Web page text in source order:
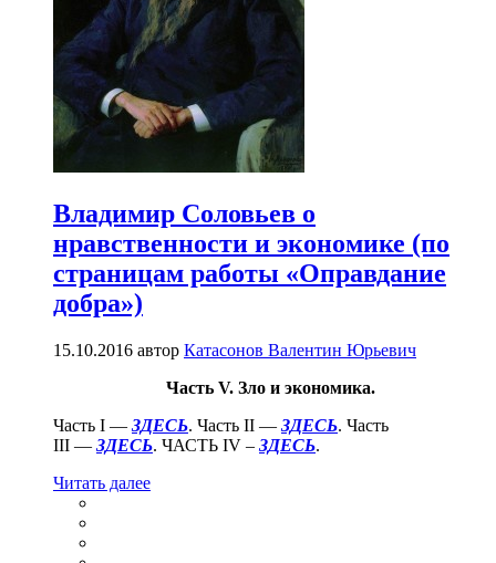
Владимир Соловьев о
нравственности и экономике (по
страницам работы «Оправдание
добра»)
15.10.2016 автор Катасонов Валентин Юрьевич
Часть V. Зло и экономика.
Часть I — ЗДЕСЬ. Часть II — ЗДЕСЬ. Часть
III — ЗДЕСЬ. ЧАСТЬ IV – ЗДЕСЬ.
Читать далее